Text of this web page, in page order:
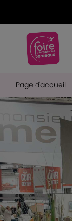
Page d'accueil